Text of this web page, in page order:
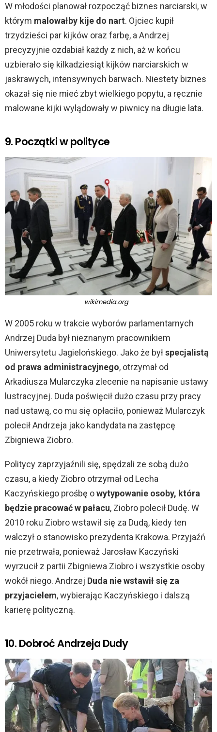
W młodości planował rozpocząć biznes narciarski, w
którym malowałby kije do nart. Ojciec kupił
trzydzieści par kijków oraz farbę, a Andrzej
precyzyjnie ozdabiał każdy z nich, aż w końcu
uzbierało się kilkadziesiąt kijków narciarskich w
jaskrawych, intensywnych barwach. Niestety biznes
okazał się nie mieć zbyt wielkiego popytu, a ręcznie
malowane kijki wylądowały w piwnicy na długie lata.
9. Początki w polityce
wikimedia.org
W 2005 roku w trakcie wyborów parlamentarnych
Andrzej Duda był nieznanym pracownikiem
Uniwersytetu Jagielońskiego. Jako że byłspecjalistą
od prawa administracyjnego, otrzymał od
Arkadiusza Mularczyka zlecenie na napisanie ustawy
lustracyjnej. Duda poświęcił dużo czasu przy pracy
nad ustawą, co mu się opłaciło, ponieważ Mularczyk
polecił Andrzeja jako kandydata na zastępcę
Zbigniewa Ziobro.
Politycy zaprzyjaźnili się, spędzali ze sobą dużo
czasu, a kiedy Ziobro otrzymał od Lecha
Kaczyńskiego prośbę owytypowanie osoby, która
będzie pracować w pałacu, Ziobro polecił Dudę. W
2010 roku Ziobro wstawił się za Dudą, kiedy ten
walczył o stanowisko prezydenta Krakowa. Przyjaźń
nie przetrwała, ponieważ Jarosław Kaczyński
wyrzucił z partii Zbigniewa Ziobro i wszystkie osoby
wokół niego. Andrzej Duda nie wstawił się za
przyjacielem, wybierając Kaczyńskiego i dalszą
karierę polityczną.
10. Dobroć Andrzeja Dudy